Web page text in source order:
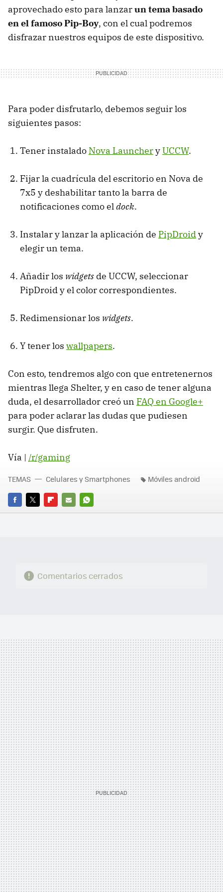
aprovechado esto para lanzarun tema basado
en el famoso Pip-Boy, con el cual podremos
disfrazar nuestros equipos de este dispositivo.
Para poder disfrutarlo, debemos seguir los
siguientes pasos:
Tener instalado Nova LauncheryUCCW.
Fijar la cuadrícula del escritorio en Nova de
7x5 y deshabilitar tanto la barra de
notificaciones como eldock.
Instalar y lanzar la aplicación de PipDroidy
elegir un tema.
Añadir los widgets de UCCW, seleccionar
PipDroid y el color correspondientes.
Redimensionar los widgets.
Y tener los wallpapers.
Con esto, tendremos algo con que entretenernos
mientras llega Shelter, y en caso de tener alguna
duda, el desarrollador creó un FAQ en Google+
para poder aclarar las dudas que pudiesen
surgir. Que disfruten.
Vía | /r/gaming
FACEBOOK
TWITTERFLIPBOARD
E-
WHATSAPP
TEMAS Celulares y Smartphones Móviles android
Comentarios cerrados